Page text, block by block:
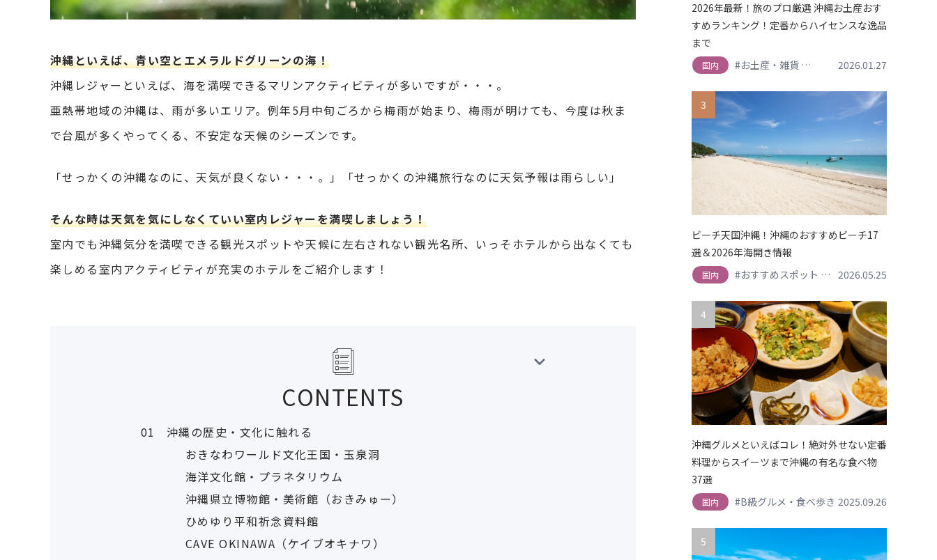
沖縄といえば、青い空とエメラルドグリーンの海！
沖縄レジャーといえば、海を満喫できるマリンアクティビティが多いですが・・・。
亜熱帯地域の沖縄は、雨が多いエリア。例年5月中旬ごろから梅雨が始まり、梅雨が明けても、今度は秋ま
で台風が多くやってくる、不安定な天候のシーズンです。
「せっかくの沖縄なのに、天気が良くない・・・。」「せっかくの沖縄旅行なのに天気予報は雨らしい」
そんな時は天気を気にしなくていい室内レジャーを満喫しましょう！
室内でも沖縄気分を満喫できる観光スポットや天候に左右されない観光名所、いっそホテルから出なくても
楽しめる室内アクティビティが充実のホテルをご紹介します！
CONTENTS
01
沖縄の歴史・文化に触れる
おきなわワールド文化王国・玉泉洞
海洋文化館・プラネタリウム
沖縄県立博物館・美術館（おきみゅー）
ひめゆり平和祈念資料館
CAVE OKINAWA（ケイブオキナワ）
2026年最新！旅のプロ厳選 沖縄お土産おす
すめランキング！定番からハイセンスな逸品
まで
国内 #お土産・雑貨 #ランキング #ローカルフー
2026.01.27
3
ビーチ天国沖縄！沖縄のおすすめビーチ17
選＆2026年海開き情報
国内 #おすすめスポット #シュノーケリング・マ
2026.05.25
4
沖縄グルメといえばコレ！絶対外せない定番
料理からスイーツまで沖縄の有名な食べ物
37選
国内 #B級グルメ・食べ歩き #スイーツ・デザート
2025.09.26
5